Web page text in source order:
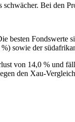
Bei den
Fondswerte
sowie der
von 14,0 % und
den Xau-